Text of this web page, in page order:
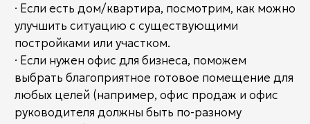
Стоимость от 300 ₽ кв.м